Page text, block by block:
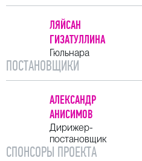
ЛЯЙСАН
ГИЗАТУЛЛИНА
Гюльнара
ПОСТАНОВЩИКИ
АЛЕКСАНДР
АНИСИМОВ
Дирижер-
постановщик
СПОНСОРЫ ПРОЕКТА